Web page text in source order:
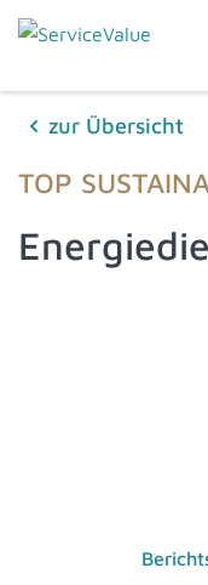
zur Übersicht
TOP